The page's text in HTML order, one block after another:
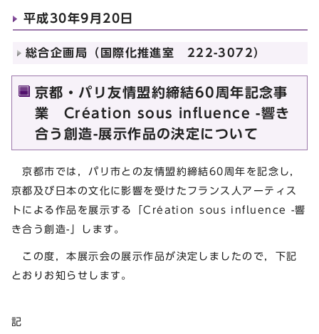
平成30年9月20日
総合企画局（国際化推進室 222-3072）
京都・パリ友情盟約締結60周年記念事
業 Création sous influence -響き
合う創造-展示作品の決定について
京都市では，パリ市との友情盟約締結60周年を記念し，
京都及び日本の文化に影響を受けたフランス人アーティス
トによる作品を展示する「Création sous influence -響
き合う創造-」します。
この度，本展示会の展示作品が決定しましたので，下記
とおりお知らせします。
記